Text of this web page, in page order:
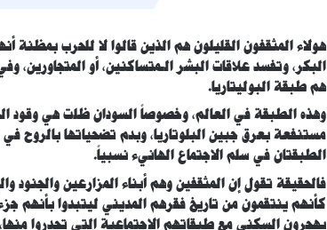
هولاء المثقفون القليلون هم الذين قالوا لا للحرب
البكر، وتفسد علاقات البشر الـمتساكنين، أو المتجاورين،
هم طبقة البوليتاريا.
وهذه الطبقة في العالم، وخصوصاً السودان ظلت هي وقود
مستنفعة بعرق جبين البلوتاريا، وبدم تضحياتها بالروح
الطبقتان في سلم الاجتماع الهانيء نسبياً.
فالحقيقة تقول إن المثقفين وهم أبناء المزارعين
كأنهم ينتقمون من تاريخ فقرهم المديني ليتبدوا بأنهم
يهجرون السكنى مع طبقاتهم الاجتماعية التي تحدروا